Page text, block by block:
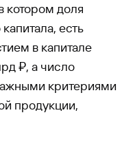
котором доля
есть
в капитале
₽, а число
критериями
продукции,